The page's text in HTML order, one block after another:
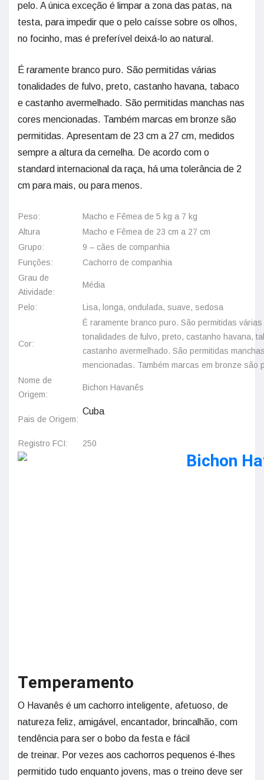
pelo. A única exceção é limpar a zona das patas, na
testa, para impedir que o pelo caísse sobre os olhos,
no focinho, mas é preferível deixá-lo ao natural.
É raramente branco puro. São permitidas várias
tonalidades de fulvo, preto, castanho havana, tabaco
e castanho avermelhado. São permitidas manchas nas
cores mencionadas. Também marcas em bronze são
permitidas. Apresentam de 23 cm a 27 cm, medidos
sempre a altura da cernelha. De acordo com o
standard internacional da raça, há uma tolerância de 2
cm para mais, ou para menos.
Peso:
Macho e Fêmea de 5 kg a 7 kg
Altura
Macho e Fêmea de 23 cm a 27 cm
Grupo:
9 – cães de companhia
Funções:
Cachorro de companhia
Grau de
Atividade:
Média
Pelo: Lisa, longa, ondulada, suave, sedosa
Cor:
É raramente branco puro. São permitidas várias
tonalidades de fulvo, preto, castanho havana,
castanho avermelhado. São permitidas
mencionadas. Também marcas em bronze são
Nome de
Origem:
Bichon Havanês
Pais de Origem:
Cuba
Registro FCI: 250
Temperamento
O Havanês é um cachorro inteligente, afetuoso, de
natureza feliz, amigável, encantador, brincalhão, com
tendência para ser o bobo da festa e fácil
de treinar. Por vezes aos cachorros pequenos é-lhes
permitido tudo enquanto jovens, mas o treino deve ser